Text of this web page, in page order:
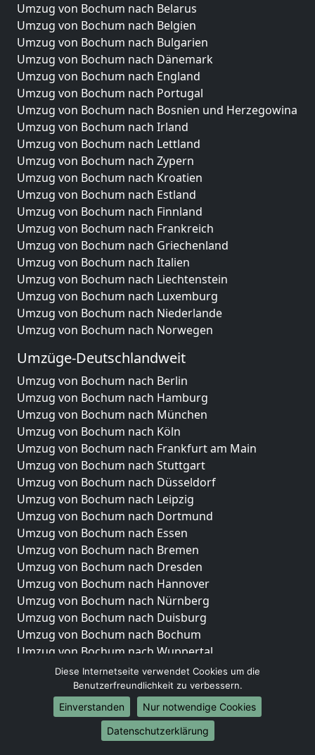
Umzug von Bochum nach Belarus
Umzug von Bochum nach Belgien
Umzug von Bochum nach Bulgarien
Umzug von Bochum nach Dänemark
Umzug von Bochum nach England
Umzug von Bochum nach Portugal
Umzug von Bochum nach Bosnien und Herzegowina
Umzug von Bochum nach Irland
Umzug von Bochum nach Lettland
Umzug von Bochum nach Zypern
Umzug von Bochum nach Kroatien
Umzug von Bochum nach Estland
Umzug von Bochum nach Finnland
Umzug von Bochum nach Frankreich
Umzug von Bochum nach Griechenland
Umzug von Bochum nach Italien
Umzug von Bochum nach Liechtenstein
Umzug von Bochum nach Luxemburg
Umzug von Bochum nach Niederlande
Umzug von Bochum nach Norwegen
Umzüge-Deutschlandweit
Umzug von Bochum nach Berlin
Umzug von Bochum nach Hamburg
Umzug von Bochum nach München
Umzug von Bochum nach Köln
Umzug von Bochum nach Frankfurt am Main
Umzug von Bochum nach Stuttgart
Umzug von Bochum nach Düsseldorf
Umzug von Bochum nach Leipzig
Umzug von Bochum nach Dortmund
Umzug von Bochum nach Essen
Umzug von Bochum nach Bremen
Umzug von Bochum nach Dresden
Umzug von Bochum nach Hannover
Umzug von Bochum nach Nürnberg
Umzug von Bochum nach Duisburg
Umzug von Bochum nach Bochum
Umzug von Bochum nach Wuppertal
Umzug von Bochum nach Bielefeld
Umzug von Bochum nach Bonn
Umzug von Bochum nach Münster
Internationale-Umzüge
Diese Internetseite verwendet Cookies um die
Benutzerfreundlichkeit zu verbessern.
Einverstanden
Nur notwendige Cookies
Datenschutzerklärung